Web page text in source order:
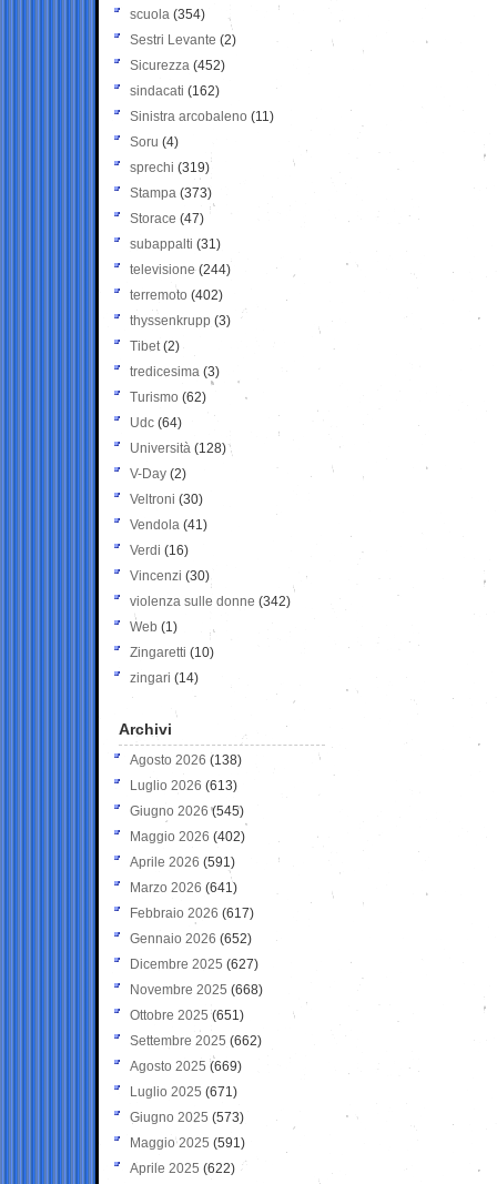
scuola (354)
Sestri Levante (2)
Sicurezza (452)
sindacati (162)
Sinistra arcobaleno (11)
Soru (4)
sprechi (319)
Stampa (373)
Storace (47)
subappalti (31)
televisione(244)
terremoto (402)
thyssenkrupp (3)
Tibet(2)
tredicesima (3)
Turismo (62)
Udc (64)
Università (128)
V-Day (2)
Veltroni (30)
Vendola (41)
Verdi (16)
Vincenzi (30)
violenza sulle donne (342)
Web (1)
Zingaretti (10)
zingari (14)
Archivi
Agosto 2026 (138)
Luglio 2026 (613)
Giugno 2026 (545)
Maggio 2026 (402)
Aprile 2026 (591)
Marzo 2026 (641)
Febbraio 2026 (617)
Gennaio 2026 (652)
Dicembre 2025 (627)
Novembre 2025 (668)
Ottobre 2025 (651)
Settembre 2025 (662)
Agosto 2025 (669)
Luglio 2025 (671)
Giugno 2025 (573)
Maggio 2025 (591)
Aprile 2025 (622)